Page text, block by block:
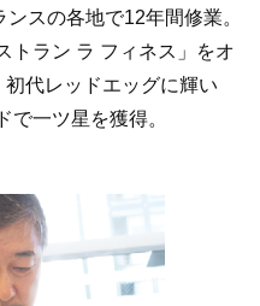
スの各地で12年間修業。
トラン ラ フィネス」をオ
代レッドエッグに輝い
で一ツ星を獲得。